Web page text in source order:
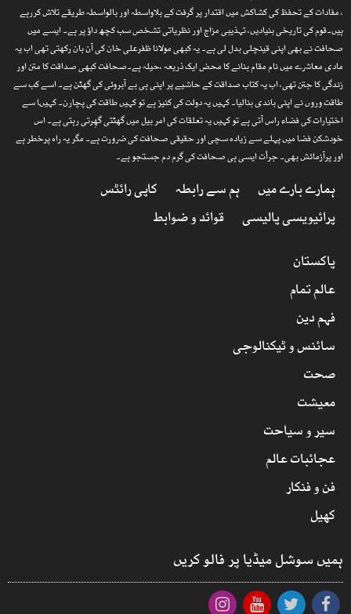
، مفادات کے تحفظ کی کشاکش میں اقتدار پر گرفت کے بلاواسطہ اور بالواسطہ طریقے تلاش کررہے
ہیں۔قوم کی تاریخی بنیادیں، تہذیبی مزاج اور نظریاتی تشخص سب کچھ داؤ پر ہے۔ ایسے میں
صحافت نے بھی اپنی قینچلی بدل لی ہے۔ یہ کبھی مولانا ظفرعلی خان کی آن بان رکھتی تھی اب یہ
مادی معاشرے میں نام مقام بنانے کا محض ایک ذریعہ ،حیلہ ہے۔صحافت کبھی صداقت کا متن اور
زندگی کا جتن تھی، اب یہ کتاب صداقت کے حاشیے پر اپنی ہی بے آبروئی کی گھٹن ہے۔ اسے کب سے
طاقت وروں نے اپنی باندی بنالیا۔ کہیں یہ دولت کی کنیز ہے تو کہیں طاقت کی پچارن۔ کہیںا سے
اختیارات کی فضاء راس آتی ہے تو کہیں یہ تعلقات کی امر بیل میں گھٹتی گھِرتی رہتی ہے۔ اس
خودشکن فضا میں پہلے سے زیادہ سچی اور حقیقی صحافت کی ضرورت ہے۔ مگر یہ راہ پرخطر ہے
اور پرآزمائش بھی۔ جرأت ایسی ہی صحافت کی گرم دم جستجو ہے۔
ہمارے بارے میں ہم سے رابطہ
کاپی رائٹس
پرائیویسی پالیسی
قوائد و ضوابط
پاکستان
عالم تمام
فہم دین
سائنس و ٹیکنالوجی
صحت
معیشت
سیر و سیاحت
عجائبات عالم
فن و فنکار
کھیل
ہمیں سوشل میڈیا پر فالو کریں